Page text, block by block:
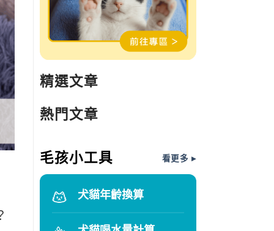
精選文章
熱門文章
毛孩小工具 看更多 ▸
犬貓年齡換算